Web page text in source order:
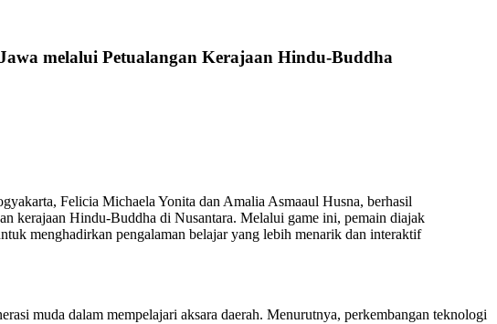
melalui Petualangan Kerajaan Hindu-Buddha
Felicia Michaela Yonita dan Amalia Asmaaul Husna, berhasil
kerajaan Hindu-Buddha di Nusantara. Melalui game ini, pemain diajak
menghadirkan pengalaman belajar yang lebih menarik dan interaktif
muda dalam mempelajari aksara daerah. Menurutnya, perkembangan teknologi